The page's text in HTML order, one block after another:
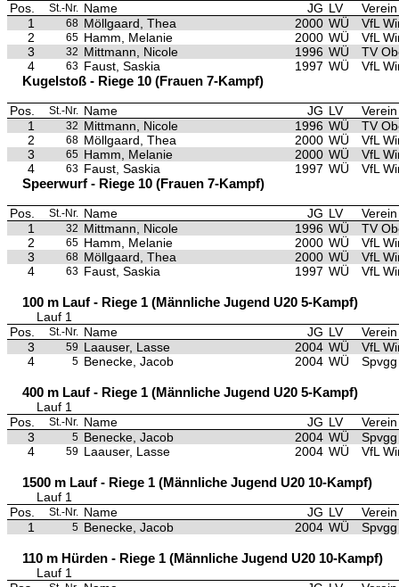
Pos. St.-Nr. Name JG LV
Verein
1
68 Möllgaard, Thea 2000 WÜ
VfL
2
65 Hamm, Melanie 2000 WÜ
VfL
3
32 Mittmann, Nicole 1996 WÜ
TV
4
63 Faust, Saskia 1997 WÜ VfL
Kugelstoß - Riege 10 (Frauen 7-Kampf)
Pos. St.-Nr. Name JG LV
Verein
1
32 Mittmann, Nicole 1996 WÜ
TV
2
68 Möllgaard, Thea 2000 WÜ
VfL
3
65 Hamm, Melanie 2000 WÜ
VfL
4
63 Faust, Saskia 1997 WÜ VfL
Speerwurf - Riege 10 (Frauen 7-Kampf)
Pos. St.-Nr. Name JG LV
Verein
1
32 Mittmann, Nicole 1996 WÜ
TV
2
65 Hamm, Melanie 2000 WÜ
VfL
3
68 Möllgaard, Thea 2000 WÜ
VfL
4
63 Faust, Saskia 1997 WÜ VfL
100 m Lauf - Riege 1 (Männliche Jugend U20 5-Kampf)
Lauf 1
Pos.
St.-Nr. Name JG LV
Verein
3
59 Laauser, Lasse 2004 WÜ
VfL
4
5 Benecke, Jacob 2004 WÜ
400 m Lauf - Riege 1 (Männliche Jugend U20 5-Kampf)
Lauf 1
Pos.
St.-Nr. Name JG LV
Verein
3
5 Benecke, Jacob 2004 WÜ
4
59 Laauser, Lasse 2004 WÜ VfL
1500 m Lauf - Riege 1 (Männliche Jugend U20 10-Kampf)
Lauf 1
Pos.
St.-Nr. Name JG LV
Verein
1
5 Benecke, Jacob 2004 WÜ
110 m Hürden - Riege 1 (Männliche Jugend U20 10-Kampf)
Lauf 1